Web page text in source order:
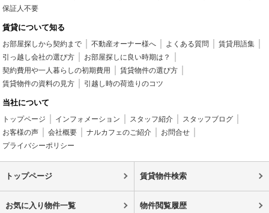
保証人不要
賃貸について知る
お部屋探しから契約まで 不動産オーナー様へ よくある質問
賃貸用語集
引っ越し会社の選び方
お部屋探しに良い時期は？
契約費用や一人暮らしの初期費用
賃貸物件の選び方
賃貸物件の資料の見方
引越し時の荷造りのコツ
当社について
トップページ インフォメーション スタッフ紹介
スタッフブログ
お客様の声
会社概要 ナルカフェのご紹介
お問合せ
プライバシーポリシー
トップページ 賃貸物件検索
お気に入り物件一覧 物件閲覧履歴